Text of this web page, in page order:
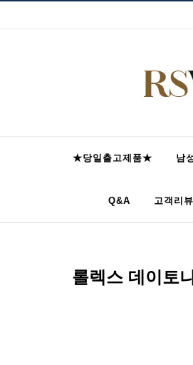
★당일출고제품★ 남
Q&A 고객리뷰
롤렉스 데이토